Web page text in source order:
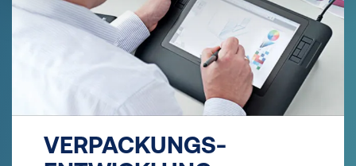
VERPACKUNGS-